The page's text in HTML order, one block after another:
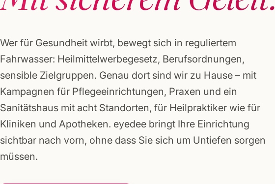
Gründerpakete
Wer für Gesundheit wirbt, bewegt sich in reguliertem
Fahrwasser: Heilmittelwerbegesetz, Berufsordnungen,
sensible Zielgruppen. Genau dort sind wir zu Hause – mit
Kampagnen für Pflegeeinrichtungen, Praxen und ein
Sanitätshaus mit acht Standorten, für Heilpraktiker wie für
Kliniken und Apotheken. eyedee bringt Ihre Einrichtung
sichtbar nach vorn, ohne dass Sie sich um Untiefen sorgen
müssen.